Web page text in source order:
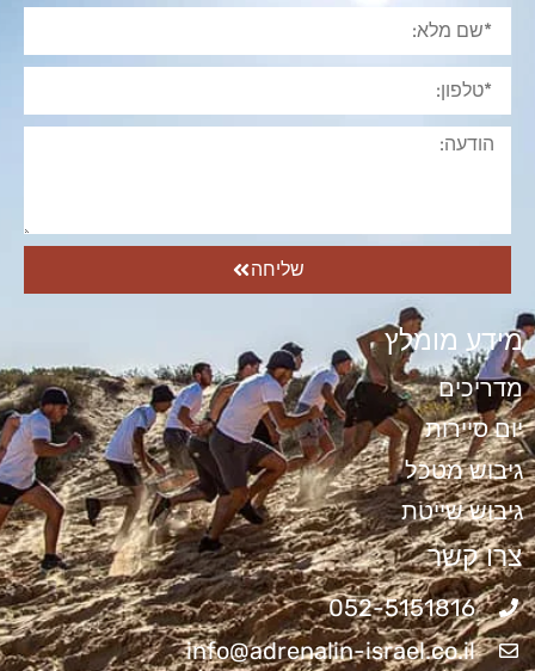
שליחה
מידע מומלץ
מדריכים
יום סיירות
גיבוש מטכל
גיבוש שייטת
צרו קשר
052-5151816
info@adrenalin-israel.co.il